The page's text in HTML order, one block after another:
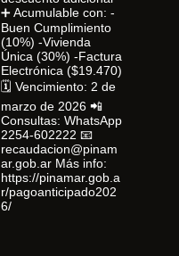
➕ Acumulable con: -
Buen Cumplimiento
(10%) -Vivienda
Única (30%) -Factura
Electrónica ($19.470)
🗓 Vencimiento: 2 de
marzo de 2026 📲
Consultas: WhatsApp
2254-602222 📧
recaudacion@pinam
ar.gob.ar Más info:
https://pinamar.gob.a
r/pagoanticipado202
6/